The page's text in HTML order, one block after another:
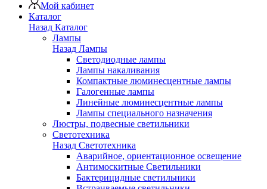
Мой кабинет
Каталог
Назад Каталог
Лампы
Назад Лампы
Светодиодные лампы
Лампы накаливания
Компактные люминесцентные лампы
Галогенные лампы
Линейные люминесцентные лампы
Лампы специального назначения
Люстры, подвесные светильники
Светотехника
Назад Светотехника
Аварийное, ориентационное освещение
Антимоскитные Светильники
Бактерицидные светильники